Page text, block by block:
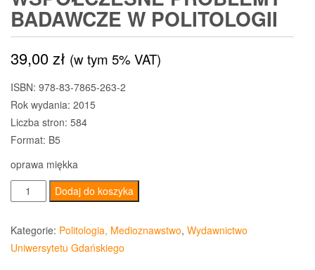
BADAWCZE W POLITOLOGII
39,00zł (w tym 5% VAT)
ISBN: 978-83-7865-263-2
Rok wydania: 2015
Liczba stron: 584
Format: B5
oprawa miękka
ilość
Współczesne
problemy
badawcze
Dodaj do koszyka
Kategorie: Politologia, Medioznawstwo, Wydawnictwo
Uniwersytetu Gdańskiego